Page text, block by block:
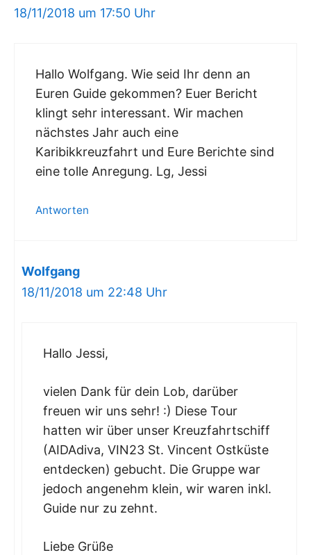
18/11/2018 um 17:50 Uhr
Hallo Wolfgang. Wie seid Ihr denn an
Euren Guide gekommen? Euer Bericht
klingt sehr interessant. Wir machen
nächstes Jahr auch eine
Karibikkreuzfahrt und Eure Berichte sind
eine tolle Anregung. Lg, Jessi
Antworten
Wolfgang
18/11/2018 um 22:48 Uhr
Hallo Jessi,
vielen Dank für dein Lob, darüber
freuen wir uns sehr! :) Diese Tour
hatten wir über unser Kreuzfahrtschiff
(AIDAdiva, VIN23 St. Vincent Ostküste
entdecken) gebucht. Die Gruppe war
jedoch angenehm klein, wir waren inkl.
Guide nur zu zehnt.
Liebe Grüße